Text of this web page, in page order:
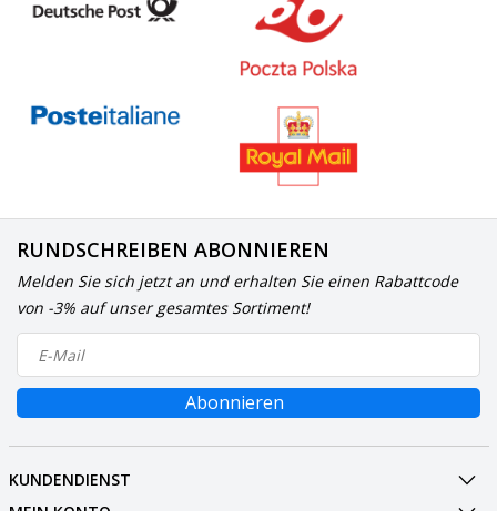
RUNDSCHREIBEN ABONNIEREN
Melden Sie sich jetzt an und erhalten Sie einen Rabattcode
von -3% auf unser gesamtes Sortiment!
Abonnieren
KUNDENDIENST